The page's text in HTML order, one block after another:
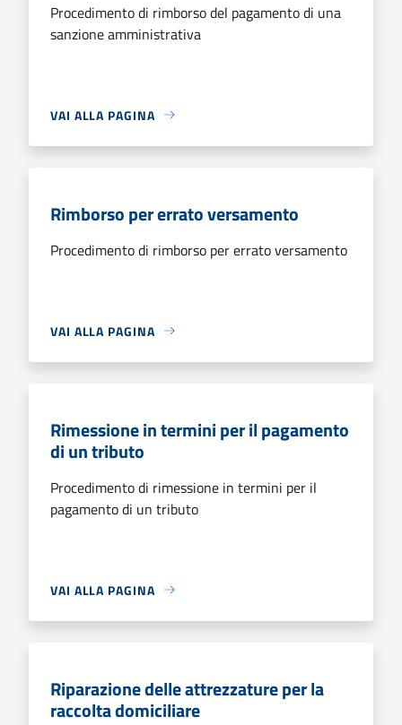
Procedimento di rimborso del pagamento di una
sanzione amministrativa
VAI ALLA PAGINA
Rimborso per errato versamento
Procedimento di rimborso per errato versamento
VAI ALLA PAGINA
Rimessione in termini per il pagamento
di un tributo
Procedimento di rimessione in termini per il
pagamento di un tributo
VAI ALLA PAGINA
Riparazione delle attrezzature per la
raccolta domiciliare